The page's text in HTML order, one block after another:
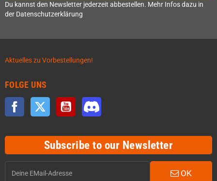
Du kannst den Newsletter jederzeit abbestellen. Mehr Infos dazu in
der Datenschutzerklärung
Aktuelles zu Vorbestellungen!
FOLGE UNS
Facebook Twitter YouTube
Subscribe to our Newsletter
OK